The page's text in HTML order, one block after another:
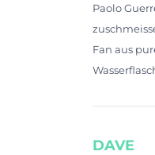
Paolo
Fan aus
DAVE